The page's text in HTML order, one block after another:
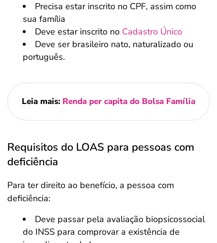
Precisa estar inscrito no CPF, assim como
sua família
Deve estar inscrito no Cadastro Único
Deve ser brasileiro nato, naturalizado ou
português.
Leia mais: Renda per capita do Bolsa Família
Requisitos do LOAS para pessoas com
deficiência
Para ter direito ao benefício, a pessoa com
deficiência:
Deve passar pela avaliação biopsicossocial
do INSS para comprovar a existência de